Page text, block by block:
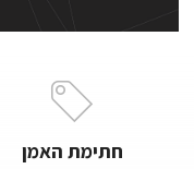
חתימת האמן